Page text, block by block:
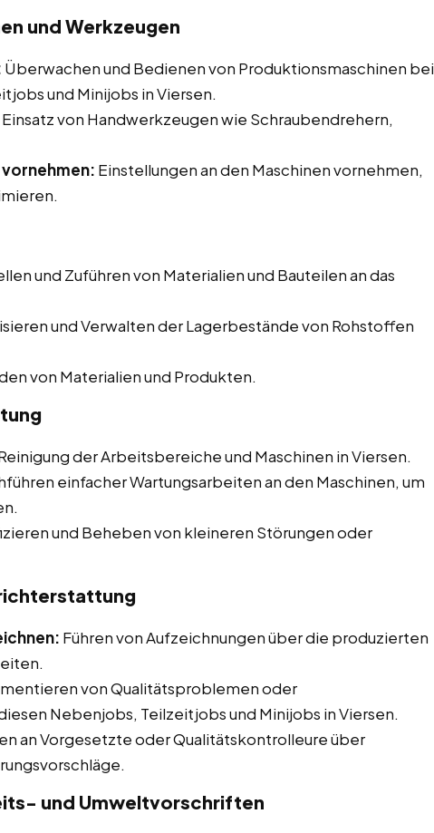
und Werkzeugen
Überwachen und Bedienen von Produktionsmaschinen bei
und Minijobs in Viersen.
Einsatz von Handwerkzeugen wie Schraubendrehern,
Einstellungen an den Maschinen vornehmen,
und Zuführen von Materialien und Bauteilen an das
und Verwalten der Lagerbestände von Rohstoffen
von Materialien und Produkten.
der Arbeitsbereiche und Maschinen in Viersen.
einfacher Wartungsarbeiten an den Maschinen, um
und Beheben von kleineren Störungen oder
Führen von Aufzeichnungen über die produzierten
von Qualitätsproblemen oder
Nebenjobs, Teilzeitjobs und Minijobs in Viersen.
an Vorgesetzte oder Qualitätskontrolleure über
und Umweltvorschriften